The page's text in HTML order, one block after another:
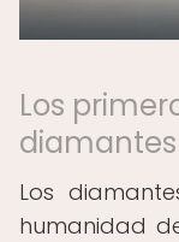
Los
Los
humanidad